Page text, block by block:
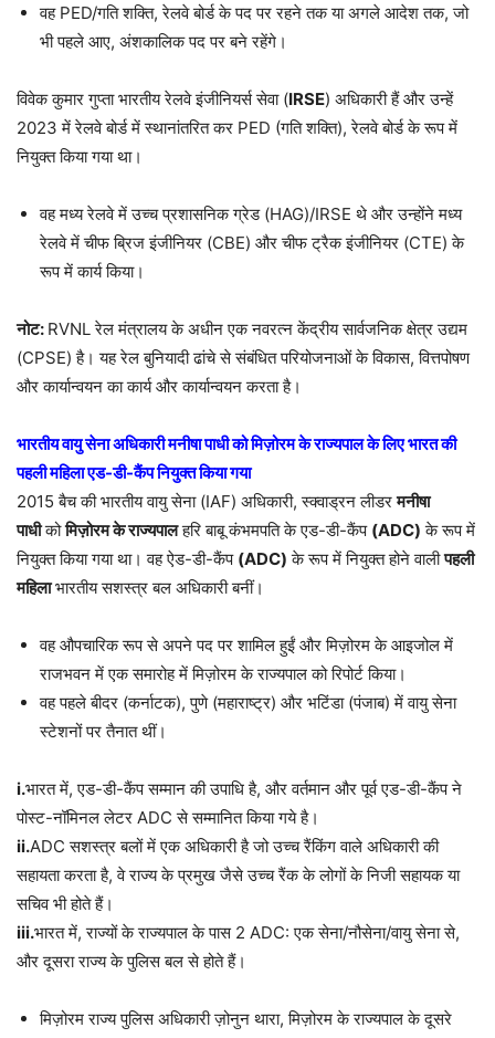
वह PED/गति शक्ति, रेलवे बोर्ड के पद पर रहने तक या अगले आदेश तक, जो
भी पहले आए, अंशकालिक पद पर बने रहेंगे।
विवेक कुमार गुप्ता भारतीय रेलवे इंजीनियर्स सेवा (IRSE) अधिकारी हैं और उन्हें
2023 में रेलवे बोर्ड में स्थानांतरित कर PED (गति शक्ति), रेलवे बोर्ड के रूप में
नियुक्त किया गया था।
वह मध्य रेलवे में उच्च प्रशासनिक ग्रेड (HAG)/IRSE थे और उन्होंने मध्य
रेलवे में चीफ ब्रिज इंजीनियर (CBE) और चीफ ट्रैक इंजीनियर (CTE) के
रूप में कार्य किया।
नोट: RVNL रेल मंत्रालय के अधीन एक नवरत्न केंद्रीय सार्वजनिक क्षेत्र उद्यम
(CPSE) है। यह रेल बुनियादी ढांचे से संबंधित परियोजनाओं के विकास, वित्तपोषण
और कार्यान्वयन का कार्य और कार्यान्वयन करता है।
भारतीय वायु सेना अधिकारीमनीषा पाधी को मिज़ोरम के राज्यपाल के लिए भारत की
पहली महिला एड-डी-कैंप नियुक्त किया गया
2015 बैच की भारतीय वायु सेना (IAF) अधिकारी, स्क्वाड्रन लीडरमनीषा
पाधीकोमिज़ोरम के राज्यपालहरि बाबू कंभमपति के एड-डी-कैंप (ADC) के रूप में
नियुक्त किया गया था। वह ऐड-डी-कैंप (ADC) के रूप में नियुक्त होने वालीपहली
महिलाभारतीय सशस्त्र बल अधिकारी बनीं।
वह औपचारिक रूप से अपने पद पर शामिल हुईं और मिज़ोरम के आइजोल में
राजभवन में एक समारोह में मिज़ोरम के राज्यपाल को रिपोर्ट किया।
वह पहले बीदर (कर्नाटक), पुणे (महाराष्ट्र) और भटिंडा (पंजाब) में वायु सेना
स्टेशनों पर तैनात थीं।
i.भारत में, एड-डी-कैंप सम्मान की उपाधि है, और वर्तमान और पूर्व एड-डी-कैंप ने
पोस्ट-नॉमिनल लेटर ADC से सम्मानित किया गये है।
ii.ADC सशस्त्र बलों में एक अधिकारी है जो उच्च रैंकिंग वाले अधिकारी की
सहायता करता है, वे राज्य के प्रमुख जैसे उच्च रैंक के लोगों के निजी सहायक या
सचिव भी होते हैं।
iii.भारत में, राज्यों के राज्यपाल के पास 2 ADC: एक सेना/नौसेना/वायु सेना से,
और दूसरा राज्य के पुलिस बल से होते हैं।
मिज़ोरम राज्य पुलिस अधिकारी ज़ोनुन थारा, मिज़ोरम के राज्यपाल के दूसरे